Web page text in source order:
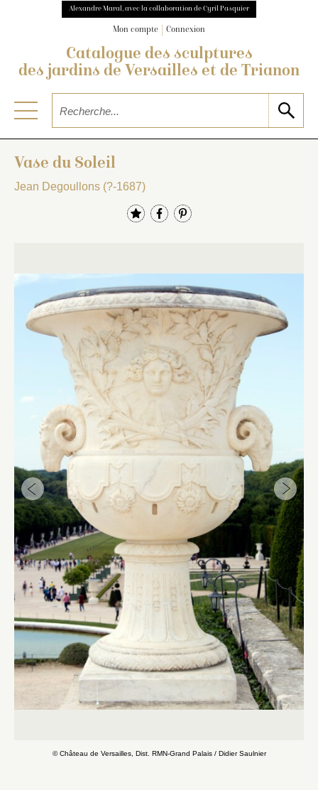
Alexandre Maral, avec la collaboration de Cyril Pasquier
Mon compte Connexion
Catalogue des sculptures
des jardins de Versailles et de Trianon
Vase du Soleil
Jean Degoullons (?-1687)
© Château de Versailles, Dist. RMN-Grand Palais / Didier Saulnier